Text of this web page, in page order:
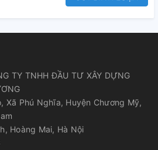
TY TNHH ĐẦU TƯ XÂY DỰNG
Xã Phú Nghĩa, Huyện Chương Mỹ,
Hoàng Mai, Hà Nội